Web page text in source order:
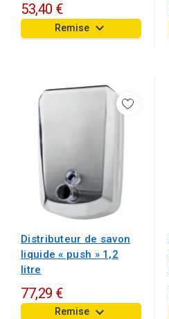
53,40 €
Remise keyboard_arrow_down
Distributeur de savon
liquide « push » 1,2
litre
77,29 €
Remise keyboard_arrow_down